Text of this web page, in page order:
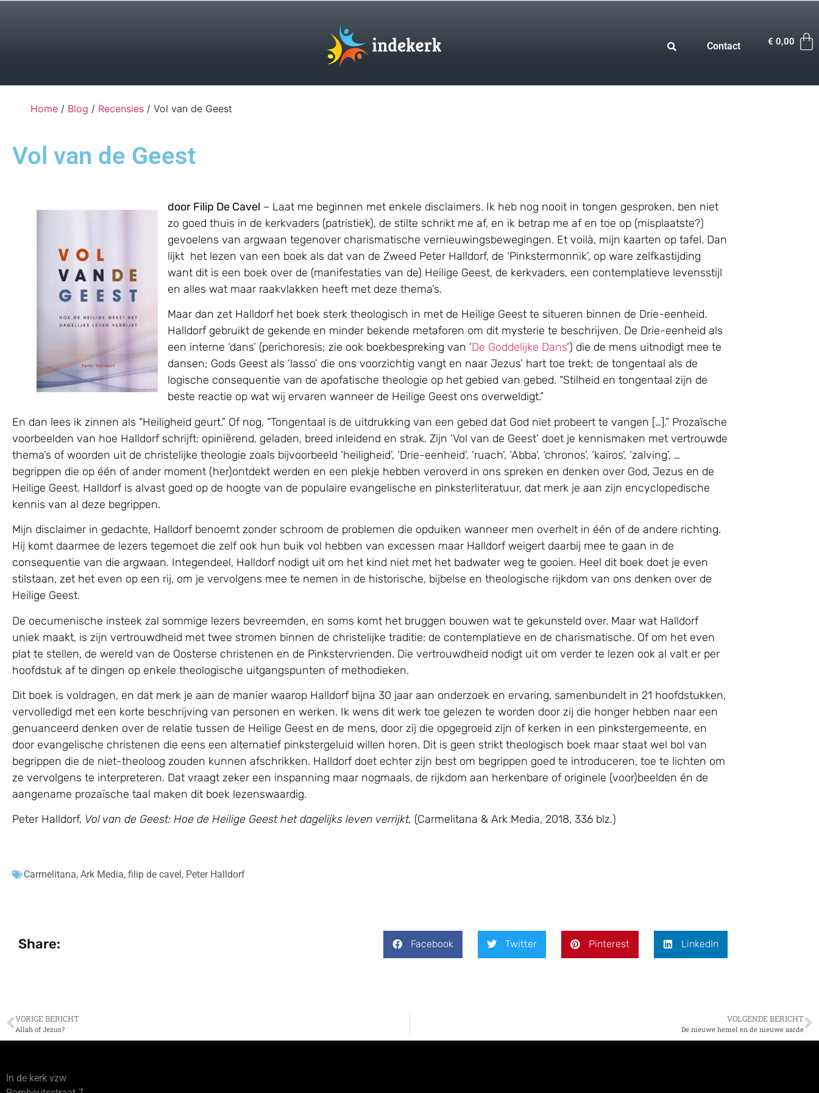
Contact € 0,00
Home / Blog / Recensies / Vol van de Geest
Vol van de Geest
door Filip De Cavel – Laat me beginnen met enkele disclaimers. Ik heb nog nooit in tongen gesproken, ben niet
zo goed thuis in de kerkvaders (patristiek), de stilte schrikt me af, en ik betrap me af en toe op (misplaatste?)
gevoelens van argwaan tegenover charismatische vernieuwingsbewegingen. Et voilà, mijn kaarten op tafel. Dan
lijkt het lezen van een boek als dat van de Zweed Peter Halldorf, de ‘Pinkstermonnik’, op ware zelfkastijding
want dit is een boek over de (manifestaties van de) Heilige Geest, de kerkvaders, een contemplatieve levensstijl
en alles wat maar raakvlakken heeft met deze thema’s.
Maar dan zet Halldorf het boek sterk theologisch in met de Heilige Geest te situeren binnen de Drie-eenheid.
Halldorf gebruikt de gekende en minder bekende metaforen om dit mysterie te beschrijven. De Drie-eenheid als
een interne ‘dans’ (perichoresis; zie ook boekbespreking van ‘De Goddelijke Dans‘) die de mens uitnodigt mee te
dansen; Gods Geest als ‘lasso’ die ons voorzichtig vangt en naar Jezus’ hart toe trekt; de tongentaal als de
logische consequentie van de apofatische theologie op het gebied van gebed. “Stilheid en tongentaal zijn de
beste reactie op wat wij ervaren wanneer de Heilige Geest ons overweldigt.”
En dan lees ik zinnen als “Heiligheid geurt.” Of nog, “Tongentaal is de uitdrukking van een gebed dat God niet probeert te vangen […].” Prozaïsche
voorbeelden van hoe Halldorf schrijft: opiniërend, geladen, breed inleidend en strak. Zijn ‘Vol van de Geest’ doet je kennismaken met vertrouwde
thema’s of woorden uit de christelijke theologie zoals bijvoorbeeld ‘heiligheid’, ‘Drie-eenheid’, ‘ruach’, ‘Abba’, ‘chronos’, ‘kairos’, ‘zalving’, …
begrippen die op één of ander moment (her)ontdekt werden en een plekje hebben veroverd in ons spreken en denken over God, Jezus en de
Heilige Geest. Halldorf is alvast goed op de hoogte van de populaire evangelische en pinksterliteratuur, dat merk je aan zijn encyclopedische
kennis van al deze begrippen.
Mijn disclaimer in gedachte, Halldorf benoemt zonder schroom de problemen die opduiken wanneer men overhelt in één of de andere richting.
Hij komt daarmee de lezers tegemoet die zelf ook hun buik vol hebben van excessen maar Halldorf weigert daarbij mee te gaan in de
consequentie van die argwaan. Integendeel, Halldorf nodigt uit om het kind niet met het badwater weg te gooien. Heel dit boek doet je even
stilstaan, zet het even op een rij, om je vervolgens mee te nemen in de historische, bijbelse en theologische rijkdom van ons denken over de
Heilige Geest.
De oecumenische insteek zal sommige lezers bevreemden, en soms komt het bruggen bouwen wat te gekunsteld over. Maar wat Halldorf
uniek maakt, is zijn vertrouwdheid met twee stromen binnen de christelijke traditie: de contemplatieve en de charismatische. Of om het even
plat te stellen, de wereld van de Oosterse christenen en de Pinkstervrienden. Die vertrouwdheid nodigt uit om verder te lezen ook al valt er per
hoofdstuk af te dingen op enkele theologische uitgangspunten of methodieken.
Dit boek is voldragen, en dat merk je aan de manier waarop Halldorf bijna 30 jaar aan onderzoek en ervaring, samenbundelt in 21 hoofdstukken,
vervolledigd met een korte beschrijving van personen en werken. Ik wens dit werk toe gelezen te worden door zij die honger hebben naar een
genuanceerd denken over de relatie tussen de Heilige Geest en de mens, door zij die opgegroeid zijn of kerken in een pinkstergemeente, en
door evangelische christenen die eens een alternatief pinkstergeluid willen horen. Dit is geen strikt theologisch boek maar staat wel bol van
begrippen die de niet-theoloog zouden kunnen afschrikken. Halldorf doet echter zijn best om begrippen goed te introduceren, toe te lichten om
ze vervolgens te interpreteren. Dat vraagt zeker een inspanning maar nogmaals, de rijkdom aan herkenbare of originele (voor)beelden én de
aangename prozaïsche taal maken dit boek lezenswaardig.
Peter Halldorf, Vol van de Geest: Hoe de Heilige Geest het dagelijks leven verrijkt, (Carmelitana & Ark Media, 2018, 336 blz.)
Carmelitana, Ark Media, filip de cavel, Peter Halldorf
Share: Facebook Twitter Pinterest LinkedIn
VORIGE BERICHT
Allah of Jezus?
VOLGENDE BERICHT
De nieuwe hemel en de nieuwe aarde
In de kerk vzw